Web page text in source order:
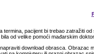
termina, pacijent bi trebao zatražiti
od velike pomoći mađarskim
download obrasca. Obrazac